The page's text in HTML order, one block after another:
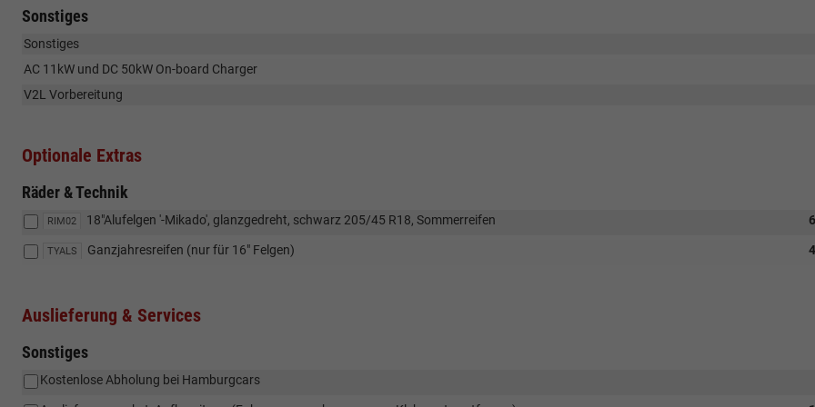
Sonstiges
Sonstiges
AC 11kW und DC 50kW On-board Charger
V2L Vorbereitung
Optionale Extras
Räder & Technik
RIM02 18"Alufelgen '-Mikado', glanzgedreht, schwarz 205/45 R18, Sommerreifen
TYALS Ganzjahresreifen (nur für 16" Felgen)
Auslieferung & Services
Sonstiges
Kostenlose Abholung bei Hamburgcars